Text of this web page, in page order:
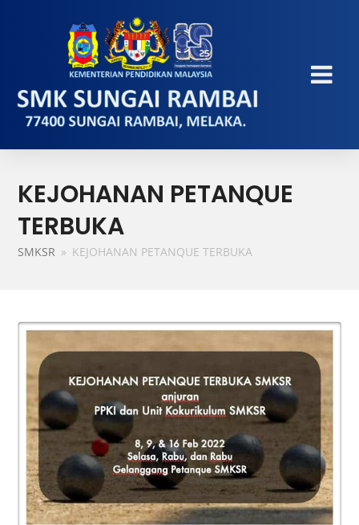
KEJOHANAN PETANQUE
TERBUKA
SMKSR » KEJOHANAN PETANQUE TERBUKA